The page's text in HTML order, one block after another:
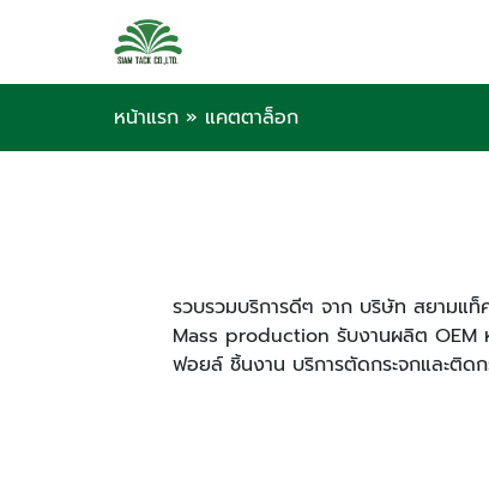
หน้าแรก » แคตตาล็อก
รวบรวมบริการดีๆ จาก บริษัท สยามแ
Mass production รับงานผลิต
ฟอยล์ ชิ้นงาน บริการตัดกระจกและติด